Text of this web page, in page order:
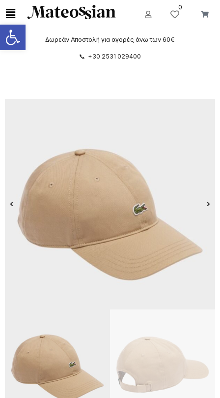
Ανοίξτε τη γραμμή εργαλείων
0
Δωρεάν Αποστολή για αγορές άνω των 60€
📞 +30 2531 029400